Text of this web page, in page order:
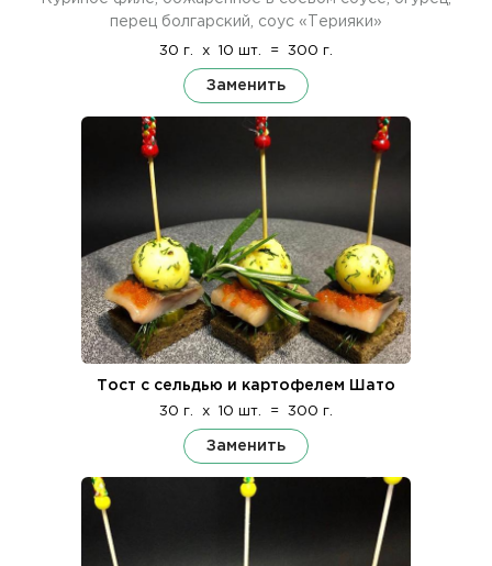
перец болгарский, соус «Терияки»
30 г. x 10 шт. = 300 г.
Заменить
Тост с сельдью и картофелем Шато
30 г. x 10 шт. = 300 г.
Заменить